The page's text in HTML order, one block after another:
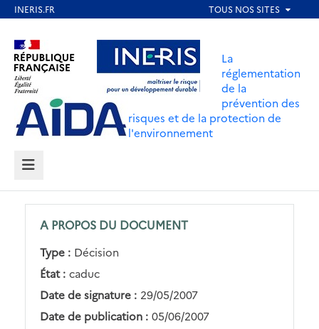
contenu
principal
Aller au contenu Aller au menu
Aller au pied de page
La
réglementation
de la
prévention des
risques et de la protection de
l'environnement
MENU
A PROPOS DU DOCUMENT
Type : Décision
État : caduc
Date de signature : 29/05/2007
Date de publication : 05/06/2007